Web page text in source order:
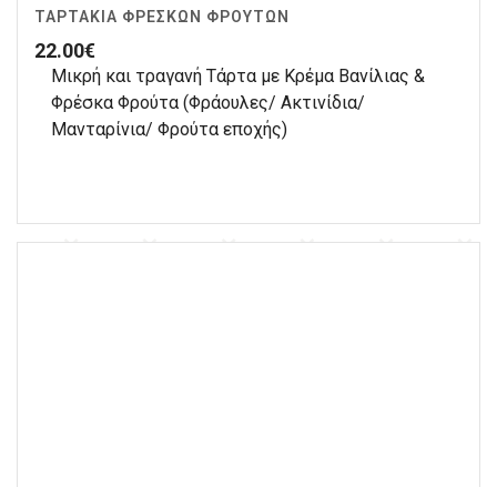
ΤΑΡΤΆΚΙΑ ΦΡΈΣΚΩΝ ΦΡΟΎΤΩΝ
22.00€
Μικρή και τραγανή Τάρτα με Κρέμα Βανίλιας &
Φρέσκα Φρούτα (Φράουλες/ Ακτινίδια/
Μανταρίνια/ Φρούτα εποχής)